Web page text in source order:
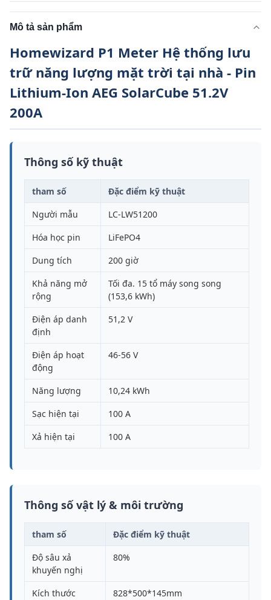
Mô tả sản phẩm
Homewizard P1 Meter Hệ thống lưu
trữ năng lượng mặt trời tại nhà - Pin
Lithium-Ion AEG SolarCube 51.2V
200A
Thông số kỹ thuật
tham số
Đặc điểm kỹ thuật
Người mẫu
LC-LW51200
Hóa học pin
LiFePO4
Dung tích
200 giờ
Khả năng mở
rộng
Tối đa. 15 tổ máy song song
(153,6 kWh)
Điện áp danh
định
51,2 V
Điện áp hoạt
động
46-56 V
Năng lượng
10,24 kWh
Sạc hiện tại
100 A
Xả hiện tại
100 A
Thông số vật lý & môi trường
tham số
Đặc điểm kỹ thuật
Độ sâu xả
khuyến nghị
80%
Kích thước 828*500*145mm